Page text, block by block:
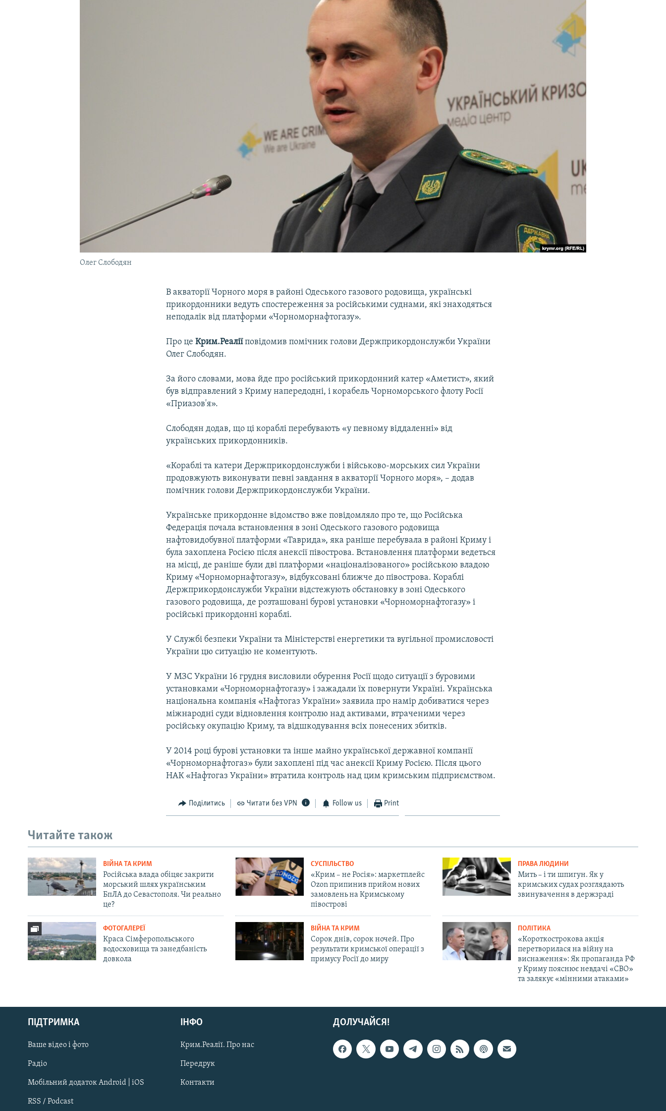
Русский
Qırımtatar
ДОЛУЧАЙСЯ!
Олег Слободян
В акваторії Чорного моря в районі Одеського газового родовища, українські
прикордонники ведуть спостереження за російськими суднами, які знаходяться
неподалік від платформи «Чорноморнафтогазу».
Про цеКрим.Реаліїповідомив помічник голови Держприкордонслужби України
Олег Слободян.
За його словами, мова йде про російський прикордонний катер «Аметист», який
був відправлений з Криму напередодні, і корабель Чорноморського флоту Росії
«Приазов'я».
Слободян додав, що ці кораблі перебувають «у певному віддаленні» від
українських прикордонників.
«Кораблі та катери Держприкордонслужби і військово-морських сил України
продовжують виконувати певні завдання в акваторії Чорного моря», – додав
помічник голови Держприкордонслужби України.
Українське прикордонне відомство вже повідомляло про те, що Російська
Федерація почала встановлення в зоні Одеського газового родовища
нафтовидобувної платформи «Таврида», яка раніше перебувала в районі Криму і
була захоплена Росією після анексії півострова. Встановлення платформи ведеться
на місці, де раніше були дві платформи «націоналізованого» російською владою
Криму «Чорноморнафтогазу», відбуксовані ближче до півострова. Кораблі
Держприкордонслужби України відстежують обстановку в зоні Одеського
газового родовища, де розташовані бурові установки «Чорноморнафтогазу» і
російські прикордонні кораблі.
У Службі безпеки України та Міністерстві енергетики та вугільної промисловості
України цю ситуацію не коментують.
У МЗС України 16 грудня висловили обурення Росії щодо ситуації з буровими
установками «Чорноморнафтогазу» і зажадали їх повернути Україні. Українська
національна компанія «Нафтогаз України» заявила про намір добиватися через
міжнародні суди відновлення контролю над активами, втраченими через
російську окупацію Криму, та відшкодування всіх понесених збитків.
У 2014 році бурові установки та інше майно української державної компанії
«Чорноморнафтогаз» були захоплені під час анексії Криму Росією. Після цього
НАК «Нафтогаз України» втратила контроль над цим кримським підприємством.
Поділитись Читати без VPN Follow us Print
Читайте також
ВІЙНА ТА КРИМ
Російська влада обіцяє закрити
морський шлях українським
БпЛА до Севастополя. Чи реально
це?
СУСПІЛЬСТВО
«Крим – не Росія»: маркетплейс
Ozon припинив прийом нових
замовлень на Кримському
півострові
ПРАВА ЛЮДИНИ
Мить – і ти шпигун. Як у
кримських судах розглядають
звинувачення в держзраді
ФОТОГАЛЕРЕЇ
Краса Сімферопольського
водосховища та занедбаність
довкола
ВІЙНА ТА КРИМ
Сорок днів, сорок ночей. Про
результати кримської операції з
примусу Росії до миру
ПОЛІТИКА
«Короткострокова акція
перетворилася на війну на
виснаження»: Як пропаганда РФ
у Криму пояснює невдачі «СВО»
та залякує «мінними атаками»
ДОЛУЧАЙСЯ!
ПІДТРИМКА
Ваше відео і фото
Радіо
Мобільний додаток Android | iOS
RSS / Podcast
ІНФО
Крим.Реалії. Про нас
Передрук
Контакти